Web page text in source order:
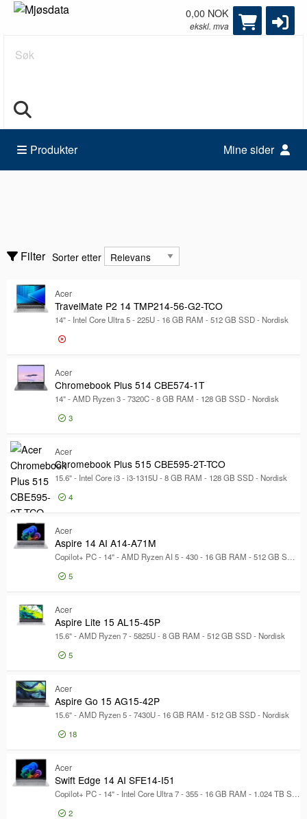
0,00 NOK
ekskl. mva
Søk
Produkter Mine sider
Arbeidsstasjoner
Bundlinger
Vis bare
Vis bare
På lager
Lagersted
Eksternt lager
Lager Gjøvik
Produsent
Produsent
Lenovo
HP
Vis mer
Skjermstørrelse
Skjermstørrelse
Berøringsskjerm
Berøringsskjerm
Ja
10
Ja (multiberøring)
Prosessortype
Prosessortype
Miljø-sertifiseringer
Miljø-sertifiseringer
Produktserie
Produktserie
ModellModell
Filter Sorter etter
Sorter etter
Acer
TravelMate P2 14 TMP214-56-G2-TCO
14" - Intel Core Ultra 5 - 225U - 16 GB RAM - 512 GB SSD - Nordisk
Acer
Chromebook Plus 514 CBE574-1T
14" - AMD Ryzen 3 - 7320C - 8 GB RAM - 128 GB SSD - Nordisk
3
Acer
Chromebook Plus 515 CBE595-2T-TCO
15.6" - Intel Core i3 - i3-1315U - 8 GB RAM - 128 GB SSD - Nordisk
4
Acer
Aspire 14 AI A14-A71M
Copilot+ PC - 14" - AMD Ryzen AI 5 - 430 - 16 GB RAM - 512 GB SSD - Nordisk
5
Acer
Aspire Lite 15 AL15-45P
15.6" - AMD Ryzen 7 - 5825U - 8 GB RAM - 512 GB SSD - Nordisk
5
Acer
Aspire Go 15 AG15-42P
15.6" - AMD Ryzen 5 - 7430U - 16 GB RAM - 512 GB SSD - Nordisk
18
Acer
Swift Edge 14 AI SFE14-I51
Copilot+ PC - 14" - Intel Core Ultra 7 - 355 - 16 GB RAM - 1.024 TB SSD - Nordisk
2